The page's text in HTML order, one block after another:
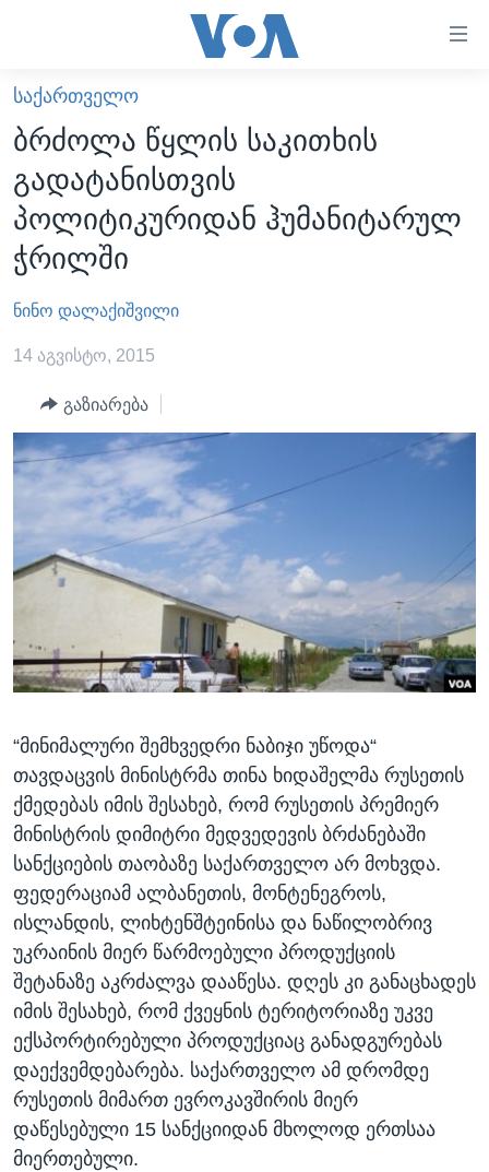
ხელმისაწვდომობისთვის
გადადით
მთავარზე
გადადით
მთავარ
ნავიგაციაზე
გადადით
ძიებაზე
ᲐᲮᲐᲚᲘ ᲐᲛᲑᲔᲑᲘ
ᲡᲐᲥᲐᲠᲗᲕᲔᲚᲝ
ᲐᲨᲨ
ᲐᲨᲨ-ᲘᲡ ᲐᲠᲩᲔᲕᲜᲔᲑᲘ 2024
ᲛᲡᲝᲤᲚᲘᲝ
ᲕᲘᲓᲔᲝᲔᲑᲘ
ᲒᲐᲓᲐᲪᲔᲛᲔᲑᲘ
ᲕᲐᲨᲘᲜᲒᲢᲝᲜᲘ ᲓᲦᲔᲡ
ᲮᲔᲓᲕᲐ ᲕᲐᲨᲘᲜᲒᲢᲝᲜᲘᲓᲐᲜ
ᲡᲢᲣᲓᲘᲐ ᲕᲐᲨᲘᲜᲒᲢᲝᲜᲘ
ᲡᲮᲕᲐ ᲡᲘᲐᲮᲚᲔᲔᲑᲘ
ᲞᲝᲚᲘᲢᲘᲙᲐ
ᲔᲙᲝᲜᲝᲛᲘᲙᲐ
ᲯᲐᲜᲛᲠᲗᲔᲚᲝᲑᲐ
ᲛᲔᲪᲜᲘᲔᲠᲔᲑᲐ
ᲙᲣᲚᲢᲣᲠᲐ
ᲓᲔᲖᲘᲜᲤᲝᲠᲛᲐᲪᲘᲐ
ᲠᲣᲡᲔᲗᲘᲡ ᲨᲔᲭᲠᲐ ᲣᲙᲠᲐᲘᲜᲐᲨᲘ
Learning English
ᲗᲕᲐᲚᲘ ᲒᲕᲐᲓᲔᲕᲜᲔᲗ
ენები
ᲡᲐᲥᲐᲠᲗᲕᲔᲚᲝ
ბრძოლა წყლის საკითხის
გადატანისთვის
პოლიტიკურიდან ჰუმანიტარულ
ჭრილში
ნინო დალაქიშვილი
14 აგვისტო, 2015
გაზიარება
“მინიმალური შემხვედრი ნაბიჯი უწოდა“
თავდაცვის მინისტრმა თინა ხიდაშელმა რუსეთის
ქმედებას იმის შესახებ, რომ რუსეთის პრემიერ
მინისტრის დიმიტრი მედვედევის ბრძანებაში
სანქციების თაობაზე საქართველო არ მოხვდა.
ფედერაციამ ალბანეთის, მონტენეგროს,
ისლანდის, ლიხტენშტეინისა და ნაწილობრივ
უკრაინის მიერ წარმოებული პროდუქციის
შეტანაზე აკრძალვა დააწესა. დღეს კი განაცხადეს
იმის შესახებ, რომ ქვეყნის ტერიტორიაზე უკვე
ექსპორტირებული პროდუქციაც განადგურებას
დაექვემდებარება. საქართველო ამ დრომდე
რუსეთის მიმართ ევროკავშირის მიერ
დაწესებული 15 სანქციიდან მხოლოდ ერთსაა
მიერთებული.